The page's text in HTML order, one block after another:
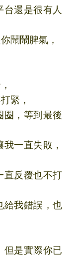
還是很有人
鬧鬧脾氣，
緊，
圈，等到最後
一直失敗，
直反覆也不打
給我錯誤，也
但是實際你已